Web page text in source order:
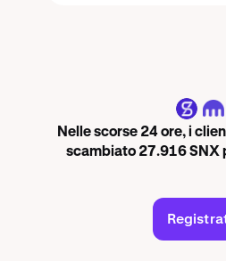
SNX
Nelle scorse 24 ore, i
scambiato 27.916 SNX